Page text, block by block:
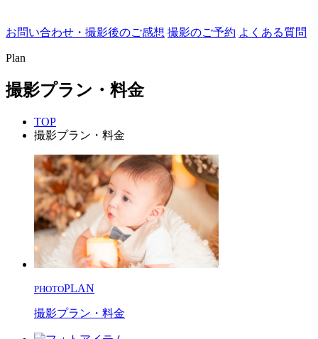
お問い合わせ・撮影後のご感想 撮影のご予約 よくある質問
Plan
撮影プラン・料金
TOP
撮影プラン・料金
PHOTOPLAN
撮影プラン・料金